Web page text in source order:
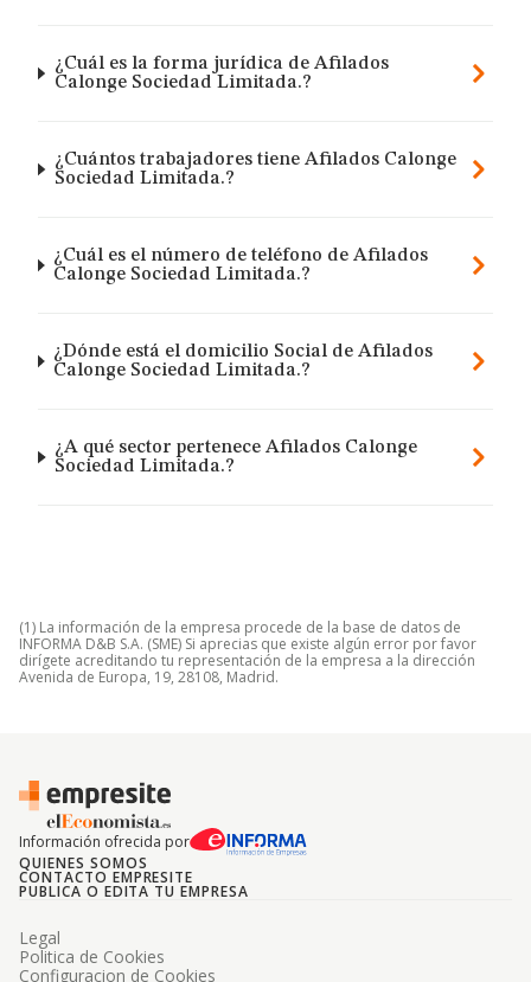
¿Cuál es la forma jurídica de Afilados
Calonge Sociedad Limitada.?
¿Cuántos trabajadores tiene Afilados Calonge
Sociedad Limitada.?
¿Cuál es el número de teléfono de Afilados
Calonge Sociedad Limitada.?
¿Dónde está el domicilio Social de Afilados
Calonge Sociedad Limitada.?
¿A qué sector pertenece Afilados Calonge
Sociedad Limitada.?
(1) La información de la empresa procede de la base de datos de
INFORMA D&B S.A. (SME) Si aprecias que existe algún error por favor
dirígete acreditando tu representación de la empresa a la dirección
Avenida de Europa, 19, 28108, Madrid.
Información ofrecida por
QUIENES SOMOS
CONTACTO EMPRESITE
PUBLICA O EDITA TU EMPRESA
Legal
Politica de Cookies
Configuracion de Cookies